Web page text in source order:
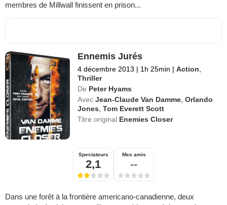
membres de Millwall finissent en prison...
Ennemis Jurés
4 décembre 2013 | 1h 25min | Action,
Thriller
De Peter Hyams
Avec Jean-Claude Van Damme,Orlando
Jones,Tom Everett Scott
Titre original Enemies Closer
Spectateurs
2,1
Mes amis
--
Dans une forêt à la frontière americano-canadienne, deux